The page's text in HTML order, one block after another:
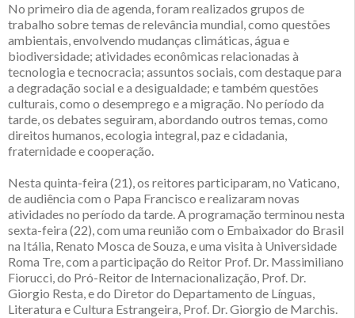
No primeiro dia de agenda, foram realizados grupos de
trabalho sobre temas de relevância mundial, como questões
ambientais, envolvendo mudanças climáticas, água e
biodiversidade; atividades econômicas relacionadas à
tecnologia e tecnocracia; assuntos sociais, com destaque para
a degradação social e a desigualdade; e também questões
culturais, como o desemprego e a migração. No período da
tarde, os debates seguiram, abordando outros temas, como
direitos humanos, ecologia integral, paz e cidadania,
fraternidade e cooperação.
Nesta quinta-feira (21), os reitores participaram, no Vaticano,
de audiência com o Papa Francisco e realizaram novas
atividades no período da tarde. A programação terminou nesta
sexta-feira (22), com uma reunião com o Embaixador do Brasil
na Itália, Renato Mosca de Souza, e uma visita à Universidade
Roma Tre, com a participação do Reitor Prof. Dr. Massimiliano
Fiorucci, do Pró-Reitor de Internacionalização, Prof. Dr.
Giorgio Resta, e do Diretor do Departamento de Línguas,
Literatura e Cultura Estrangeira, Prof. Dr. Giorgio de Marchis.